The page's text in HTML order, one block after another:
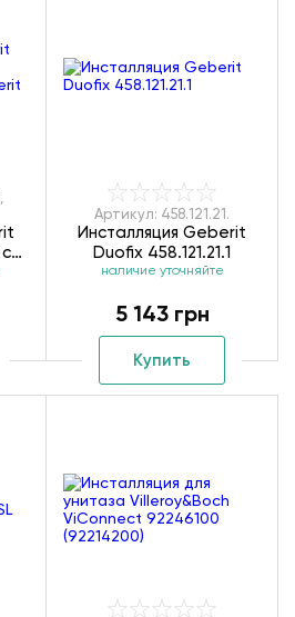
Артикул: 458.121.21.
Инсталляция Geberit
Duofix 458.121.21.1
наличие уточняйте
5 143 грн
Купить